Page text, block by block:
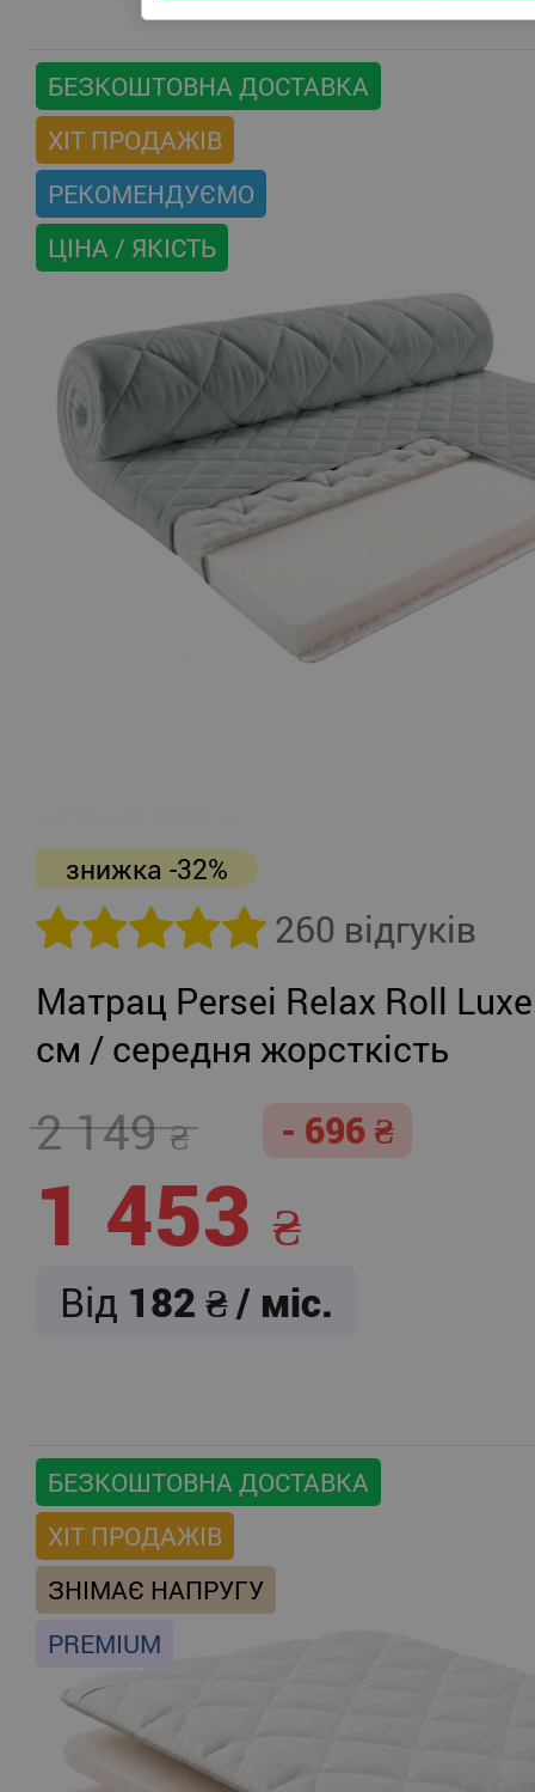
БЕЗКОШТОВНА ДОСТАВКА
ХІТ ПРОДАЖІВ
РЕКОМЕНДУЄМО
ЦІНА / ЯКІСТЬ
знижка -32%
260 відгуків
Матрац Persei Relax Roll
см / середня жорсткість
2 149 - 696
1 453
Від 182 / міс.
БЕЗКОШТОВНА ДОСТАВКА
ХІТ ПРОДАЖІВ
ЗНІМАЄ НАПРУГУ
PREMIUM